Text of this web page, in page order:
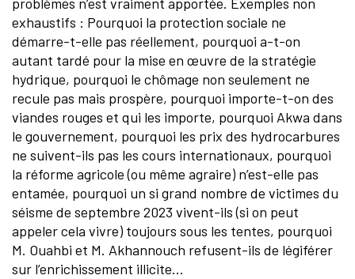
exhaustifs : Pourquoi la protection sociale ne
démarre-t-elle pas réellement, pourquoi a-t-on
autant tardé pour la mise en œuvre de la stratégie
hydrique, pourquoi le chômage non seulement ne
recule pas mais prospère, pourquoi importe-t-on des
viandes rouges et qui les importe, pourquoi Akwa dans
le gouvernement, pourquoi les prix des hydrocarbures
ne suivent-ils pas les cours internationaux, pourquoi
la réforme agricole (ou même agraire) n’est-elle pas
entamée, pourquoi un si grand nombre de victimes du
séisme de septembre 2023 vivent-ils (si on peut
appeler cela vivre) toujours sous les tentes, pourquoi
M. Ouahbi et M. Akhannouch refusent-ils de légiférer
sur l’enrichissement illicite…